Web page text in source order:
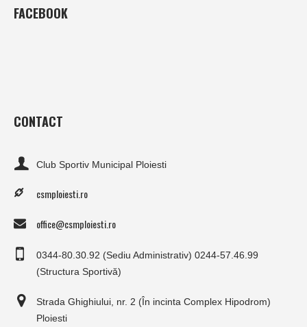
FACEBOOK
CONTACT
Club Sportiv Municipal Ploiesti
csmploiesti.ro
office@csmploiesti.ro
0344-80.30.92 (Sediu Administrativ) 0244-57.46.99
(Structura Sportivă)
Strada Ghighiului, nr. 2 (În incinta Complex Hipodrom)
Ploiesti